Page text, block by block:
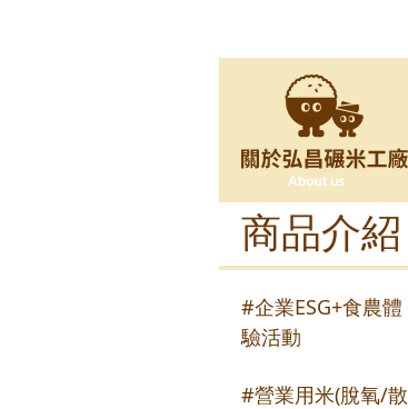
商品介紹
#企業ESG+食農體
驗活動
#營業用米(脫氧/散